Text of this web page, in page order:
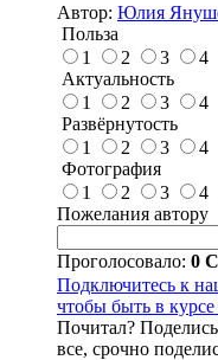
Автор: Юлия
Польза
1
2 3 4
Актуальность
1
2 3 4
Развёрнутость
1
2 3 4
Фотография
1
2 3 4
Пожелания автору
Проголосовало: 0
Подключитесь к
чтобы быть в
Почитал?
все, срочно